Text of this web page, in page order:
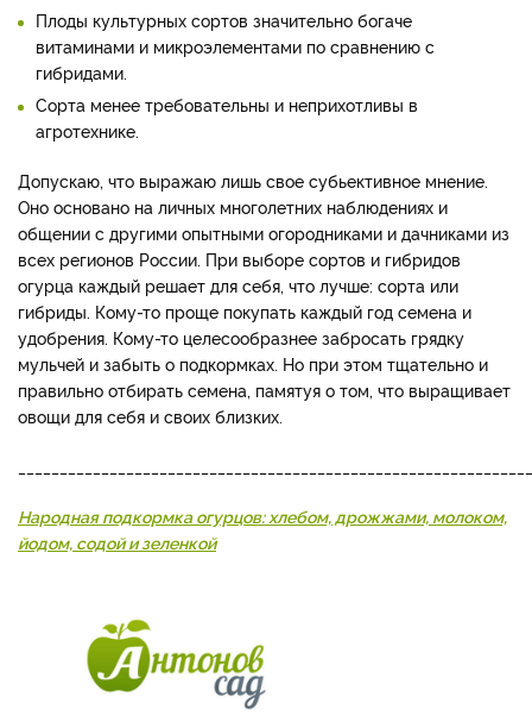
Плоды культурных сортов значительно богаче
витаминами и микроэлементами по сравнению с
гибридами.
Сорта менее требовательны и неприхотливы в
агротехнике.
Допускаю, что выражаю лишь свое субьективное мнение.
Оно основано на личных многолетних наблюдениях и
общении с другими опытными огородниками и дачниками из
всех регионов России. При выборе сортов и гибридов
огурца каждый решает для себя, что лучше: сорта или
гибриды. Кому-то проще покупать каждый год семена и
удобрения. Кому-то целесообразнее забросать грядку
мульчей и забыть о подкормках. Но при этом тщательно и
правильно отбирать семена, памятуя о том, что выращивает
овощи для себя и своих близких.
Народная подкормка огурцов: хлебом, дрожжами, молоком,
йодом, содой и зеленкой